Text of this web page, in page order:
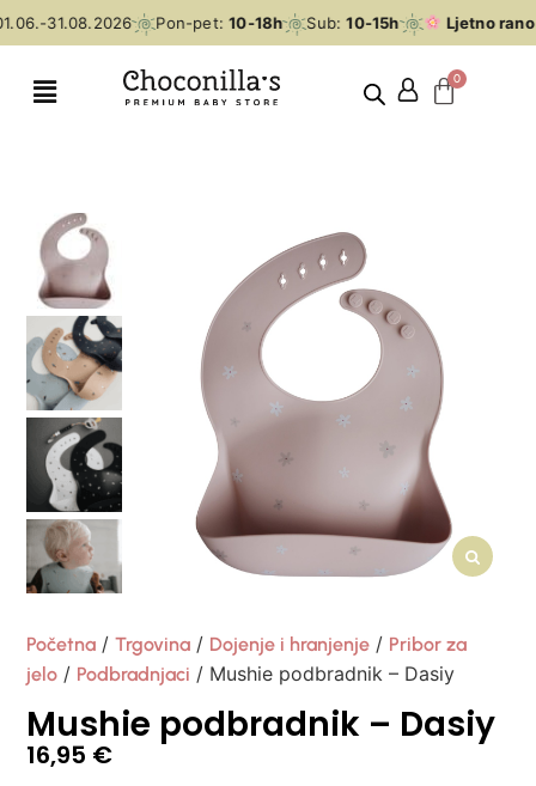
31.08.2026 Pon-pet: 10-18h Sub: 10-15h Ljetno rano
Početna /Trgovina / Dojenje i hranjenje / Pribor za
jelo / Podbradnjaci / Mushie podbradnik – Dasiy
Mushie podbradnik – Dasiy
16,95 €